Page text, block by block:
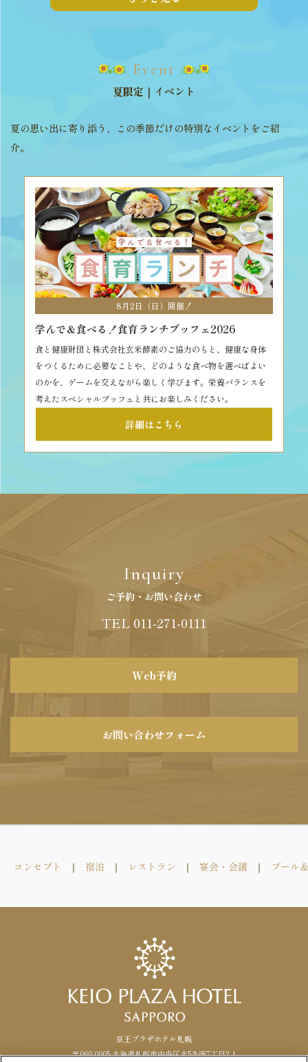
Event
夏限定｜イベント
夏の思い出に寄り添う、この季節だけの特別なイベントをご紹
介。
8月2日（日）開催！
学んで＆食べる！食育ランチブッフェ2026
食と健康財団と株式会社玄米酵素のご協力のもと、健康な身体
をつくるために必要なことや、どのような食べ物を選べばよい
のかを、ゲームを交えながら楽しく学びます。栄養バランスを
考えたスペシャルブッフェと共にお楽しみください。
詳細はこちら
Inquiry
ご予約・お問い合わせ
TEL 011-271-0111
Web予約
お問い合わせフォーム
コンセプト 宿泊 レストラン 宴会・会議 プール
京王プラザホテル札幌
〒060-0005 北海道札幌市中央区北5条西7丁目2-1